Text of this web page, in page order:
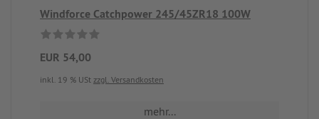
Windforce Catchpower 245/45ZR18 100W
EUR 54,00
inkl. 19 % USt zzgl. Versandkosten
mehr...